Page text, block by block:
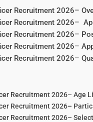
Recruitment 2026–
Recruitment 2026–
Recruitment 2026–
Recruitment 2026–
Recruitment 2026–
Recruitment 2026– Age
Recruitment 2026–
Recruitment 2026–